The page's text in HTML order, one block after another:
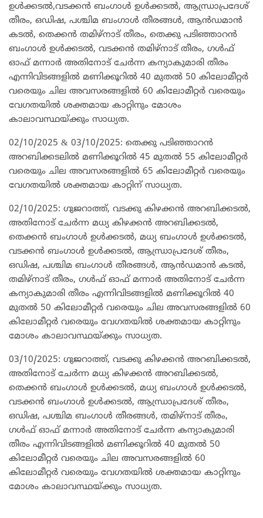
ഉൾക്കടൽ,വടക്കൻ ബംഗാൾ ഉൾക്കടൽ, ആന്ധ്രാപ്രദേശ്
തീരം, ഒഡിഷ, പശ്ചിമ ബംഗാൾ തീരങ്ങൾ, ആൻഡമാൻ
കടൽ, തെക്കൻ തമിഴ്‌നാട് തീരം, തെക്കു പടിഞ്ഞാറൻ
ബംഗാൾ ഉൾക്കടൽ, വടക്കൻ തമിഴ്നാട് തീരം, ഗൾഫ്
ഓഫ് മന്നാർ അതിനോട് ചേർന്ന കന്യാകുമാരി തീരം
എന്നിവിടങ്ങളിൽ മണിക്കൂറിൽ 40 മുതൽ 50 കിലോമീറ്റർ
വരെയും ചില അവസരങ്ങളിൽ 60 കിലോമീറ്റർ വരെയും
വേഗതയിൽ ശക്തമായ കാറ്റിനും മോശം
കാലാവസ്ഥയ്ക്കും സാധ്യത.
02/10/2025 & 03/10/2025: തെക്കു പടിഞ്ഞാറൻ
അറബിക്കടലിൽ മണിക്കൂറിൽ 45 മുതൽ 55 കിലോമീറ്റർ
വരെയും ചില അവസരങ്ങളിൽ 65 കിലോമീറ്റർ വരെയും
വേഗതയിൽ ശക്തമായ കാറ്റിന് സാധ്യത.
02/10/2025: ഗുജറാത്ത്, വടക്കു കിഴക്കൻ അറബിക്കടൽ,
അതിനോട് ചേർന്ന മധ്യ കിഴക്കൻ അറബിക്കടൽ,
തെക്കൻ ബംഗാൾ ഉൾക്കടൽ, മധ്യ ബംഗാൾ ഉൾക്കടൽ,
വടക്കൻ ബംഗാൾ ഉൾക്കടൽ, ആന്ധ്രാപ്രദേശ് തീരം,
ഒഡിഷ, പശ്ചിമ ബംഗാൾ തീരങ്ങൾ, ആൻഡമാൻ കടൽ,
തമിഴ്‌നാട് തീരം, ഗൾഫ് ഓഫ് മന്നാർ അതിനോട് ചേർന്ന
കന്യാകുമാരി തീരം എന്നിവിടങ്ങളിൽ മണിക്കൂറിൽ 40
മുതൽ 50 കിലോമീറ്റർ വരെയും ചില അവസരങ്ങളിൽ 60
കിലോമീറ്റർ വരെയും വേഗതയിൽ ശക്തമായ കാറ്റിനും
മോശം കാലാവസ്ഥയ്ക്കും സാധ്യത.
03/10/2025: ഗുജറാത്ത്, വടക്കു കിഴക്കൻ അറബിക്കടൽ,
അതിനോട് ചേർന്ന മധ്യ കിഴക്കൻ അറബിക്കടൽ,
തെക്കൻ ബംഗാൾ ഉൾക്കടൽ, മധ്യ ബംഗാൾ ഉൾക്കടൽ,
വടക്കൻ ബംഗാൾ ഉൾക്കടൽ, ആന്ധ്രാപ്രദേശ് തീരം,
ഒഡിഷ, പശ്ചിമ ബംഗാൾ തീരങ്ങൾ, തമിഴ്‌നാട് തീരം,
ഗൾഫ് ഓഫ് മന്നാർ അതിനോട് ചേർന്ന കന്യാകുമാരി
തീരം എന്നിവിടങ്ങളിൽ മണിക്കൂറിൽ 40 മുതൽ 50
കിലോമീറ്റർ വരെയും ചില അവസരങ്ങളിൽ 60
കിലോമീറ്റർ വരെയും വേഗതയിൽ ശക്തമായ കാറ്റിനും
മോശം കാലാവസ്ഥയ്ക്കും സാധ്യത.